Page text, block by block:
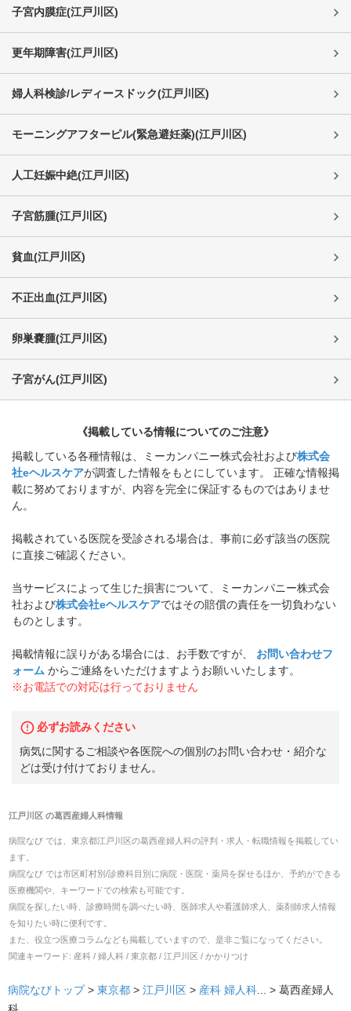
子宮内膜症(江戸川区)
更年期障害(江戸川区)
婦人科検診/レディースドック(江戸川区)
モーニングアフターピル(緊急避妊薬)(江戸川区)
人工妊娠中絶(江戸川区)
子宮筋腫(江戸川区)
貧血(江戸川区)
不正出血(江戸川区)
卵巣嚢腫(江戸川区)
子宮がん(江戸川区)
《掲載している情報についてのご注意》
掲載している各種情報は、ミーカンパニー株式会社および株式会
社eヘルスケアが調査した情報をもとにしています。 正確な情報掲
載に努めておりますが、内容を完全に保証するものではありませ
ん。
掲載されている医院を受診される場合は、事前に必ず該当の医院
に直接ご確認ください。
当サービスによって生じた損害について、ミーカンパニー株式会
社および株式会社eヘルスケアではその賠償の責任を一切負わない
ものとします。
掲載情報に誤りがある場合には、お手数ですが、
お問い合わせフ
ォーム からご連絡をいただけますようお願いいたします。
※お電話での対応は行っておりません
必ずお読みください
病気に関するご相談や各医院への個別のお問い合わせ・紹介な
どは受け付けておりません。
江戸川区の葛西産婦人科情報
病院なび では、 東京都江戸川区の葛西産婦人科の評判・求人・転職情報を掲載してい
ます。
病院なび では市区町村別/診療科目別に病院・医院・薬局を探せるほか、予約ができる
医療機関や、キーワードでの検索も可能です。
病院を探したい時、診療時間を調べたい時、医師求人や看護師求人、薬剤師求人情報
を知りたい時に便利です。
また、役立つ医療コラムなども掲載していますので、是非ご覧になってください。
関連キーワード: 産科 / 婦人科 / 東京都 / 江戸川区 / かかりつけ
病院なびトップ > 東京都 > 江戸川区 > 産科 婦人科... > 葛西産婦人